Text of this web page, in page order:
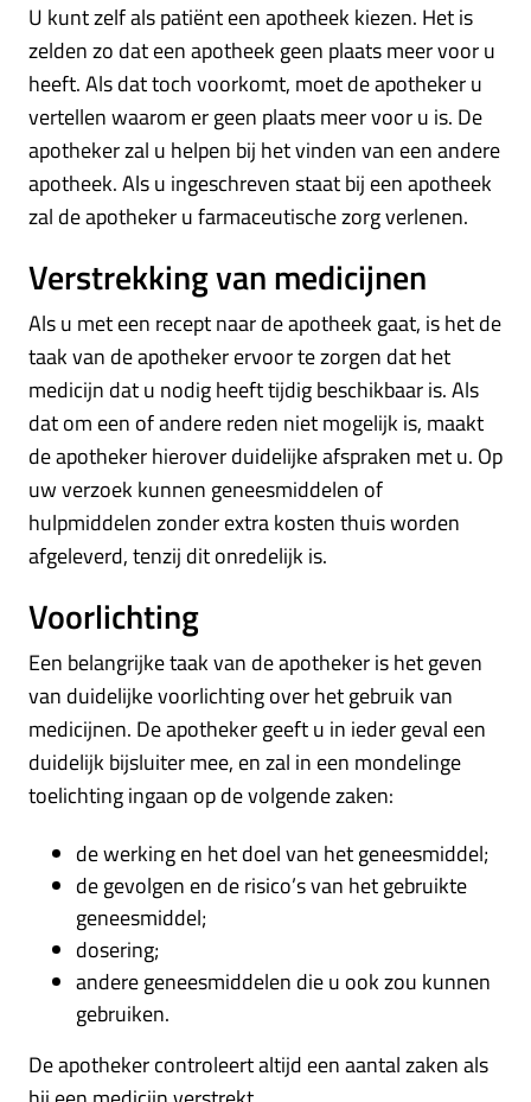
U kunt zelf als patiënt een apotheek kiezen. Het is
zelden zo dat een apotheek geen plaats meer voor u
heeft. Als dat toch voorkomt, moet de apotheker u
vertellen waarom er geen plaats meer voor u is. De
apotheker zal u helpen bij het vinden van een andere
apotheek. Als u ingeschreven staat bij een apotheek
zal de apotheker u farmaceutische zorg verlenen.
Verstrekking van medicijnen
Als u met een recept naar de apotheek gaat, is het de
taak van de apotheker ervoor te zorgen dat het
medicijn dat u nodig heeft tijdig beschikbaar is. Als
dat om een of andere reden niet mogelijk is, maakt
de apotheker hierover duidelijke afspraken met u. Op
uw verzoek kunnen geneesmiddelen of
hulpmiddelen zonder extra kosten thuis worden
afgeleverd, tenzij dit onredelijk is.
Voorlichting
Een belangrijke taak van de apotheker is het geven
van duidelijke voorlichting over het gebruik van
medicijnen. De apotheker geeft u in ieder geval een
duidelijk bijsluiter mee, en zal in een mondelinge
toelichting ingaan op de volgende zaken:
de werking en het doel van het geneesmiddel;
de gevolgen en de risico’s van het gebruikte
geneesmiddel;
dosering;
andere geneesmiddelen die u ook zou kunnen
gebruiken.
De apotheker controleert altijd een aantal zaken als